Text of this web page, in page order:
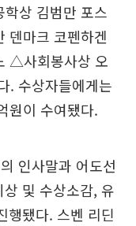
상 김범만 포스
덴마크 코펜하겐
△사회봉사상 오
. 수상자들에게는
원이 수여됐다.
인사말과 어도선
및 수상소감, 유
행됐다. 스벤 리딘